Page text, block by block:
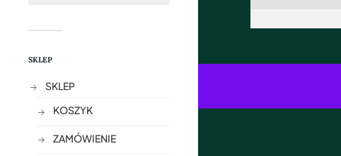
SKLEP
SKLEP
KOSZYK
ZAMÓWIENIE